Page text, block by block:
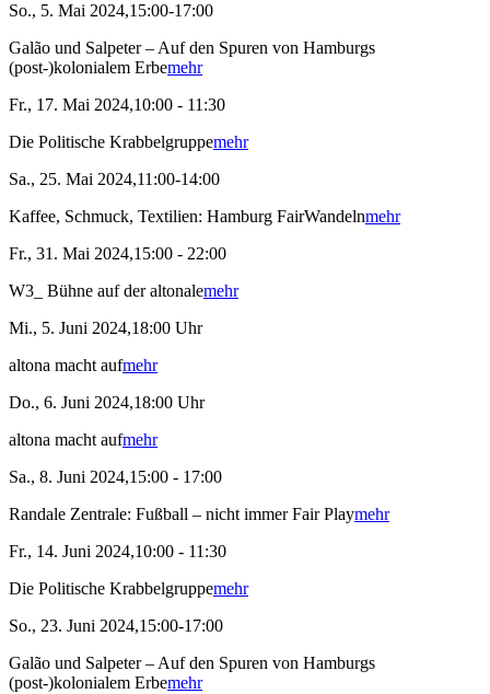
So., 5. Mai 2024,15:00-17:00
Galão und Salpeter – Auf den Spuren von Hamburgs
(post-)kolonialem Erbemehr
Fr., 17. Mai 2024,10:00 - 11:30
Die Politische Krabbelgruppemehr
Sa., 25. Mai 2024,11:00-14:00
Kaffee, Schmuck, Textilien: Hamburg FairWandelnmehr
Fr., 31. Mai 2024,15:00 - 22:00
W3_ Bühne auf der altonalemehr
Mi., 5. Juni 2024,18:00 Uhr
altona macht aufmehr
Do., 6. Juni 2024,18:00 Uhr
altona macht aufmehr
Sa., 8. Juni 2024,15:00 - 17:00
Randale Zentrale: Fußball – nicht immer Fair Playmehr
Fr., 14. Juni 2024,10:00 - 11:30
Die Politische Krabbelgruppemehr
So., 23. Juni 2024,15:00-17:00
Galão und Salpeter – Auf den Spuren von Hamburgs
(post-)kolonialem Erbemehr